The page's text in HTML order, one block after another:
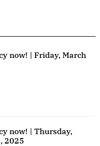
now! | Friday, March
now! | Thursday,
2025